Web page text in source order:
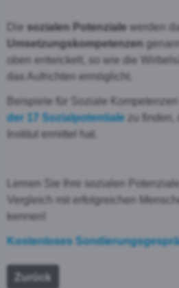
Die sozialen Potenziale werden
Umsetzungskompetenzen
oben entwickelt, so wie die
das Aufrichten ermöglicht.
Beispiele für Soziale
der 17 Sozialpotentiale zu finden,
Institut ermittel hat.
Lernen Sie Ihre sozialen
Vergleich mit erfolgreichen
kennen!
Kostenloses
Zurück